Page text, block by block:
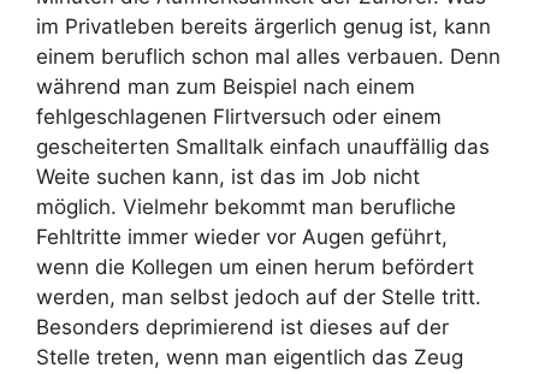
im Privatleben bereits ärgerlich genug ist, kann
einem beruflich schon mal alles verbauen. Denn
während man zum Beispiel nach einem
fehlgeschlagenen Flirtversuch oder einem
gescheiterten Smalltalk einfach unauffällig das
Weite suchen kann, ist das im Job nicht
möglich. Vielmehr bekommt man berufliche
Fehltritte immer wieder vor Augen geführt,
wenn die Kollegen um einen herum befördert
werden, man selbst jedoch auf der Stelle tritt.
Besonders deprimierend ist dieses auf der
Stelle treten, wenn man eigentlich das Zeug